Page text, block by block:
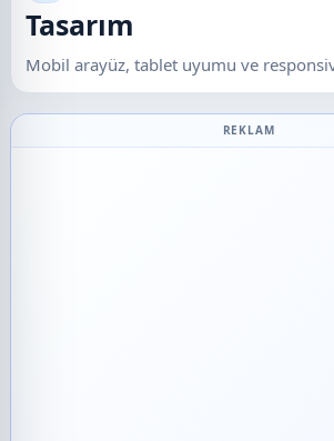
Tasarım
Mobil arayüz, tablet uyumu ve
REKLAM